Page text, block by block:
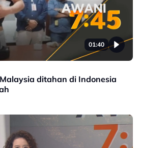
01:40
ditahan di Indonesia